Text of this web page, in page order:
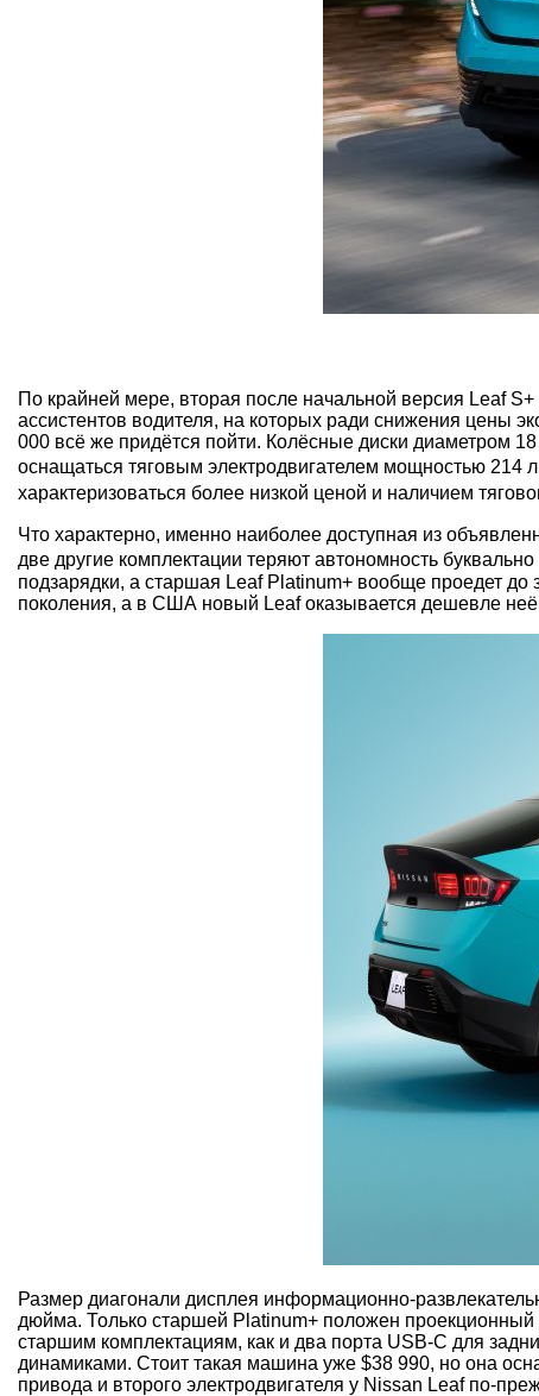
По крайней мере, вторая после начальной версия Leaf
ассистентов водителя, на которых ради снижения цены
000 всё же придётся пойти. Колёсные диски диаметром
оснащаться тяговым электродвигателем мощностью 214
характеризоваться более низкой ценой и наличием
Что характерно, именно наиболее доступная из
две другие комплектации теряют автономность
подзарядки, а старшая Leaf Platinum+ вообще проедет
поколения, а в США новый Leaf оказывается дешевле
Размер диагонали дисплея информационно-
дюйма. Только старшей Platinum+ положен
старшим комплектациям, как и два порта USB-C для
динамиками. Стоит такая машина уже $38 990, но она
привода и второго электродвигателя у Nissan Leaf по-